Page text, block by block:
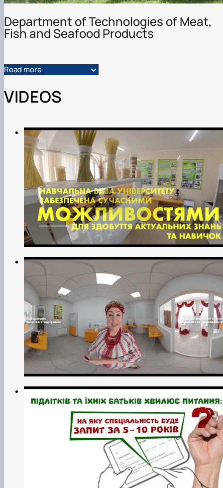
Department of Technologies of Meat,
Fish and Seafood Products
Read more
VIDEOS